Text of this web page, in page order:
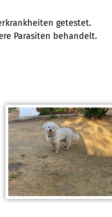
getestet.
Parasiten behandelt.